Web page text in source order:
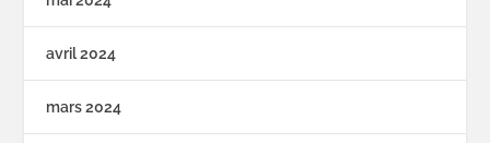
avril 2024
mars 2024